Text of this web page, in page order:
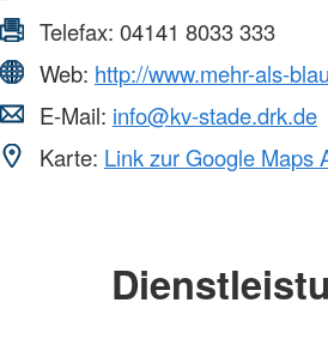
Telefax: 04141 8033 333
Web: http://www.mehr-als-
E-Mail: info@kv-stade.drk.de
Karte: Link zur Google Maps